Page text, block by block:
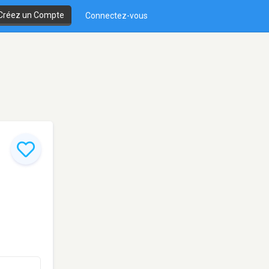
un Compte Connectez-vous